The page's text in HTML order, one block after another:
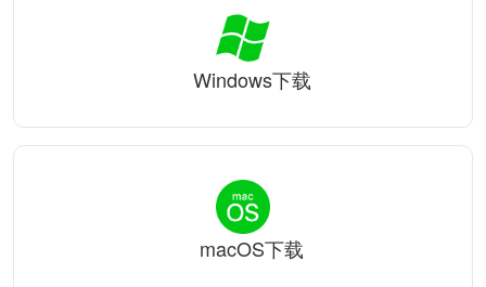
Windows下载
macOS下载